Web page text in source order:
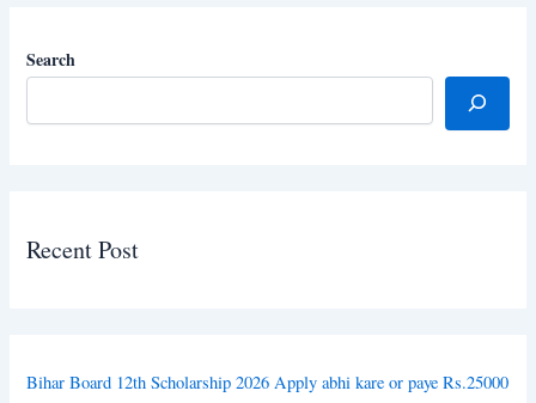
Search
Recent Post
Bihar Board 12th Scholarship 2026 Apply abhi kare or paye Rs.25000